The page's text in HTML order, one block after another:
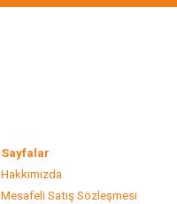
Sayfalar
Hakkımızda
Mesafeli Satış Sözleşmesi